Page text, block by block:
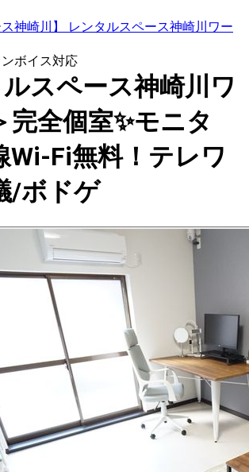
ス神崎川】 レンタルスペース神崎川ワー
ボイス対応
スペース神崎川ワ
全個室✨モニタ
Wi-Fi無料！テレワ
/ボドゲ